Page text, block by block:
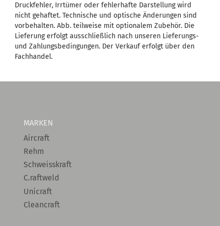
Druckfehler, Irrtümer oder fehlerhafte Darstellung wird
nicht gehaftet. Technische und optische Änderungen sind
vorbehalten. Abb. teilweise mit optionalem Zubehör. Die
Lieferung erfolgt ausschließlich nach unseren Lieferungs-
und Zahlungsbedingungen. Der Verkauf erfolgt über den
Fachhandel.
MARKEN
Aircraft
Rehm
Schweisskraft
C.raftweld
Unicraft
Cleancraft